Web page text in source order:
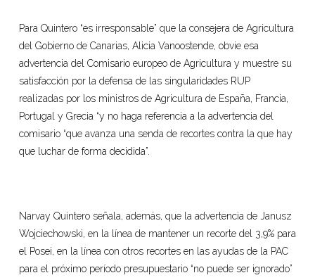
Para Quintero “es irresponsable” que la consejera de Agricultura
del Gobierno de Canarias, Alicia Vanoostende, obvie esa
advertencia del Comisario europeo de Agricultura y muestre su
satisfacción por la defensa de las singularidades RUP
realizadas por los ministros de Agricultura de España, Francia,
Portugal y Grecia “y no haga referencia a la advertencia del
comisario “que avanza una senda de recortes contra la que hay
que luchar de forma decidida”.
Narvay Quintero señala, además, que la advertencia de Janusz
Wojciechowski, en la línea de mantener un recorte del 3,9% para
el Posei, en la línea con otros recortes en las ayudas de la PAC
para el próximo período presupuestario “no puede ser ignorado”